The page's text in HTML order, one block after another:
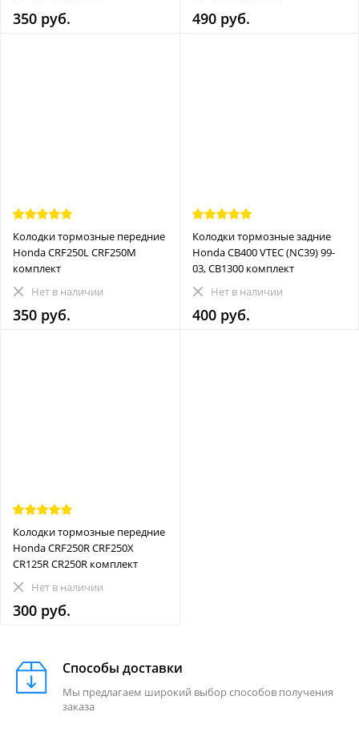
350 руб. 490 руб.
Колодки тормозные передние
Honda CRF250L CRF250M
комплект
Нет в наличии
350 руб.
Колодки тормозные задние
Honda CB400 VTEC (NC39) 99-
03, CB1300 комплект
Нет в наличии
400 руб.
Колодки тормозные передние
Honda CRF250R CRF250X
CR125R CR250R комплект
Нет в наличии
300 руб.
Способы доставки
Мы предлагаем широкий выбор способов получения
заказа